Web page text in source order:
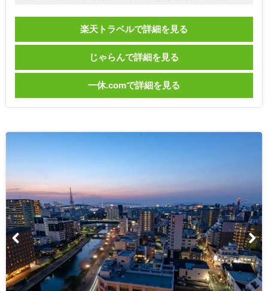
楽天トラベルで詳細を見る
じゃらんで詳細を見る
一休.comで詳細を見る